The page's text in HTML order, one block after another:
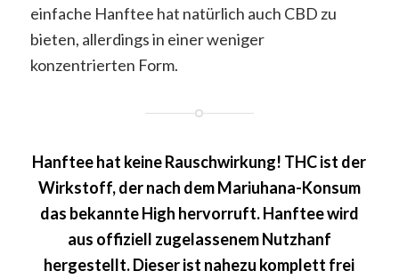
einfache Hanftee hat natürlich auch CBD zu
bieten, allerdings in einer weniger
konzentrierten Form.
Hanftee hat keine Rauschwirkung! THC ist der
Wirkstoff, der nach dem Mariuhana-Konsum
das bekannte High hervorruft. Hanftee wird
aus offiziell zugelassenem Nutzhanf
hergestellt. Dieser ist nahezu komplett frei